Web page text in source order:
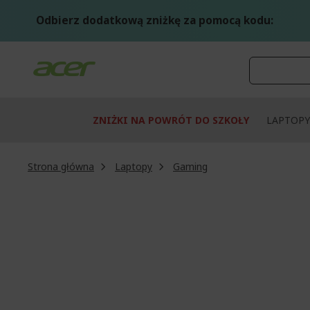
Odbierz dodatkową zniżkę za pomocą kodu:
ZNIŻKI NA POWRÓT DO SZKOŁY LAPTOPY
Strona główna Laptopy
Gaming